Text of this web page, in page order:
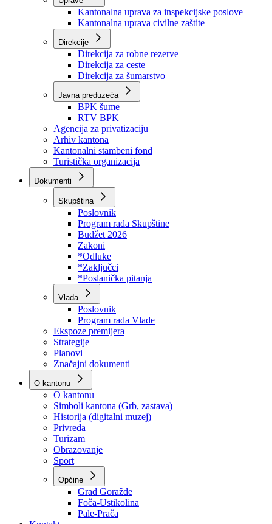
Zavod za besplatnu pravnu pomoć
Pedagoški zavod
Kantonalna uprava za inspekcijske poslove
Kantonalna uprava civilne zaštite
Direkcije
Direkcija za robne rezerve
Direkcija za ceste
Direkcija za šumarstvo
Javna preduzeća
BPK šume
RTV BPK
Agencija za privatizaciju
Arhiv kantona
Kantonalni stambeni fond
Turistička organizacija
Dokumenti
Skupština
Poslovnik
Program rada Skupštine
Budžet 2026
Zakoni
*Odluke
*Zaključci
*Poslanička pitanja
Vlada
Poslovnik
Program rada Vlade
Ekspoze premijera
Strategije
Planovi
Značajni dokumenti
O kantonu
O kantonu
Simboli kantona (Grb, zastava)
Historija (digitalni muzej)
Privreda
Turizam
Obrazovanje
Sport
Općine